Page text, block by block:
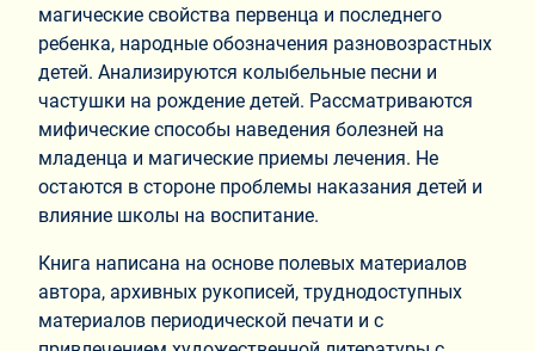
магические свойства первенца и последнего
ребенка, народные обозначения разновозрастных
детей. Анализируются колыбельные песни и
частушки на рождение детей. Рассматриваются
мифические способы наведения болезней на
младенца и магические приемы лечения. Не
остаются в стороне проблемы наказания детей и
влияние школы на воспитание.
Книга написана на основе полевых материалов
автора, архивных рукописей, труднодоступных
материалов периодической печати и с